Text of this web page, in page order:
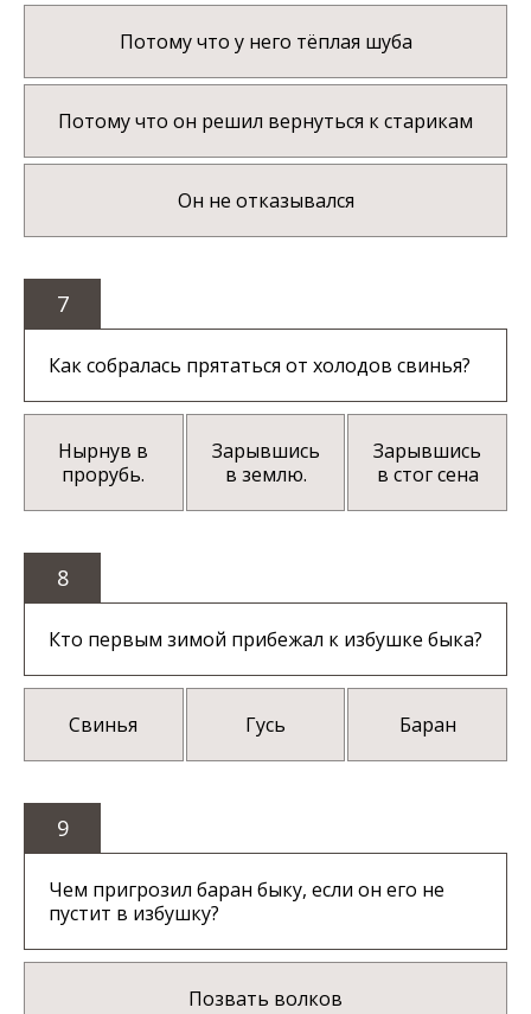
Потому что у него тёплая шуба
Потому что он решил вернуться к старикам
Он не отказывался
7
Как собралась прятаться от холодов свинья?
Нырнув в
прорубь.
Зарывшись
в землю.
Зарывшись
в стог сена
8
Кто первым зимой прибежал к избушке быка?
Свинья Гусь Баран
9
Чем пригрозил баран быку, если он его не
пустит в избушку?
Позвать волков